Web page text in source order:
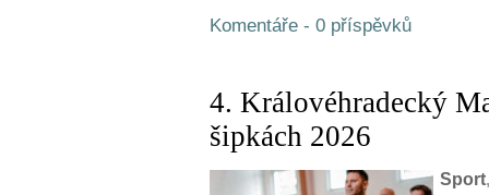
Komentáře - 0 příspěvků
4. Královéhradecký
šipkách 2026
Sport